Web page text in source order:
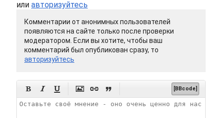
или авторизуйтесь
Комментарии от анонимных пользователей
появляются на сайте только после проверки
модератором. Если вы хотите, чтобы ваш
комментарий был опубликован сразу, то
авторизуйтесь
      [BBcode]